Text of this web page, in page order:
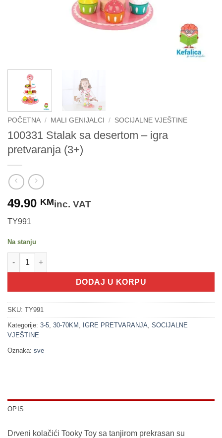
POČETNA / MALI GENIJALCI / SOCIJALNE VJEŠTINE
100331 Stalak sa desertom – igra
pretvaranja (3+)
49.90 KMinc. VAT
TY991
Na stanju
100331 Stalak sa desertom - igra pretvaranja (3+) količina
DODAJ U KORPU
SKU: TY991
Kategorije: 3-5 30-70KM IGRE PRETVARANJA SOCIJALNE
VJEŠTINE
Oznaka: sve
OPIS
Drveni kolačići Tooky Toy sa tanjirom prekrasan su